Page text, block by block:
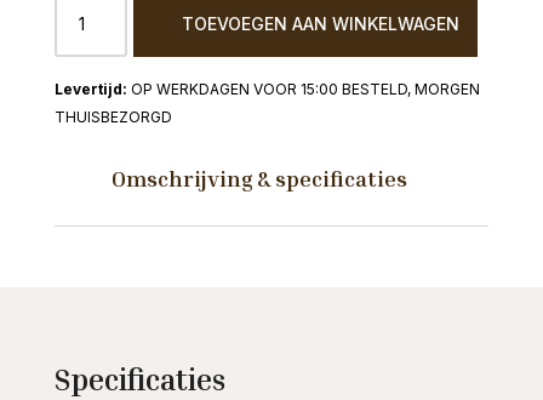
vaas
rond
peach
34cm
TOEVOEGEN AAN WINKELWAGEN
OP WERKDAGEN VOOR 15:00 BESTELD, MORGEN
THUISBEZORGD
Omschrijving & specificaties
Specificaties